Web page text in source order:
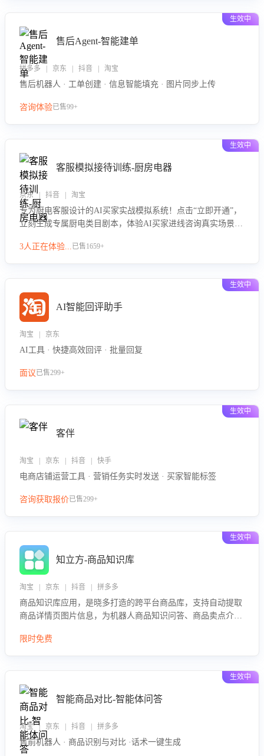
生效中
售后Agent-智能建单
拼多多 | 京东 | 抖音 | 淘宝
售后机器人 · 工单创建 · 信息智能填充 · 图片同步上传
咨询体验已售99+
生效中
客服模拟接待训练-厨房电器
京东 | 抖音 | 淘宝
专为厨电客服设计的AI买家实战模拟系统！点击“立即开通”，
立刻生成专属厨电类目剧本，体验AI买家进线咨询真实场景训
技巧！
3人正在体验...已售1659+
生效中
AI智能回评助手
淘宝 | 京东
AI工具 · 快捷高效回评 · 批量回复
面议已售299+
生效中
客伴
淘宝 | 京东 | 抖音 | 快手
电商店铺运营工具 · 营销任务实时发送 · 买家智能标签
咨询获取报价已售299+
生效中
知立方-商品知识库
淘宝 | 京东 | 抖音 | 拼多多
商品知识库应用，是晓多打造的跨平台商品库，支持自动提取
商品详情页图片信息，为机器人商品知识问答、商品卖点介绍
限时免费
生效中
智能商品对比-智能体问答
淘宝 | 京东 | 抖音 | 拼多多
售前机器人 · 商品识别与对比 ·话术一键生成